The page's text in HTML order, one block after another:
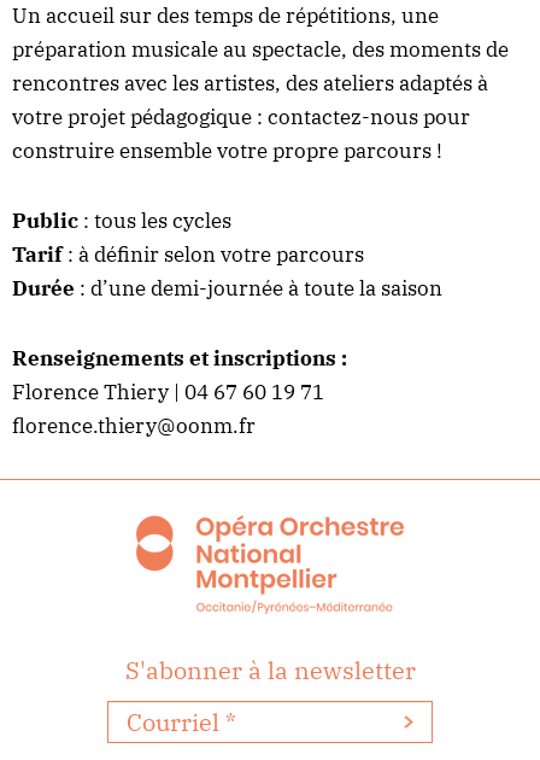
Un accueil sur des temps de répétitions, une
préparation musicale au spectacle, des moments de
rencontres avec les artistes, des ateliers adaptés à
votre projet pédagogique : contactez-nous pour
construire ensemble votre propre parcours !
Public : tous les cycles
Tarif: à définir selon votre parcours
Durée : d’une demi-journée à toute la saison
Renseignements et inscriptions :
Florence Thiery | 04 67 60 19 71
florence.thiery@oonm.fr
S'abonner à la newsletter